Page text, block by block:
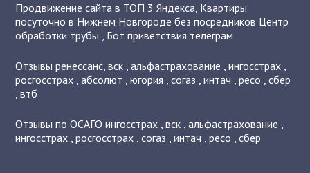
Продвижение сайта в ТОП 3 Яндекса, Квартиры
посуточно в Нижнем Новгороде без посредников Центр
обработки трубы , Бот приветствия телеграм
Отзывыренессанс,вск ,альфастрахование ,ингосстрах ,
росгосстрах ,абсолют ,югория ,согаз ,интач ,ресо ,сбер
,втб
Отзывы по ОСАГОингосстрах ,вск ,альфастрахование ,
ингосстрах ,росгосстрах ,согаз ,интач ,ресо ,сбер